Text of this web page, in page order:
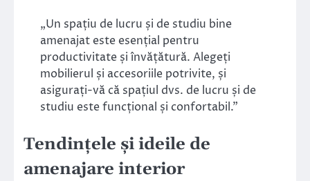
„Un spațiu de lucru și de studiu bine
amenajat este esențial pentru
productivitate și învățătură. Alegeți
mobilierul și accesoriile potrivite, și
asigurați-vă că spațiul dvs. de lucru și de
studiu este funcțional și confortabil.”
Tendințele și ideile de
amenajare interior